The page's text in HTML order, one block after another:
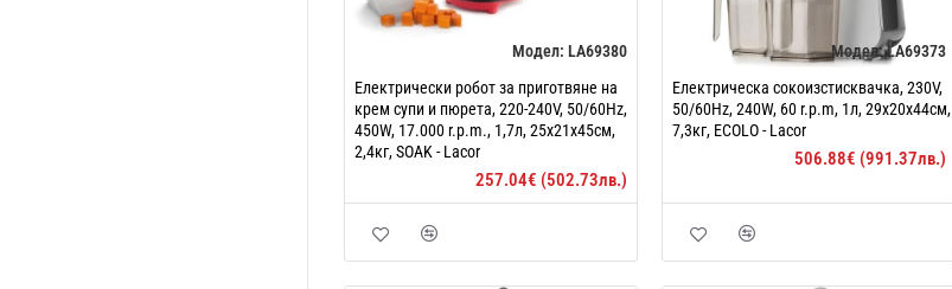
Модел: LA69380
Електрически робот за приготвяне на
крем супи и пюрета, 220-240V, 50/60Hz,
450W, 17.000 r.p.m., 1,7л, 25x21x45см,
2,4кг, SOAK - Lacor
257.04€ (502.73лв.)
Модел:LA69373
Eлектрическа сокоизстисквачка, 230V,
50/60Hz, 240W, 60 r.p.m, 1л, 29x20x44см,
7,3кг, ECOLO - Lacor
506.88€ (991.37лв.)